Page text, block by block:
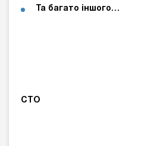
Та багато іншого…
СТО